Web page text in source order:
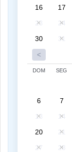
16
17
23
24
30
31
<
DOM SEG
6
7
13
14
20
21
27
28